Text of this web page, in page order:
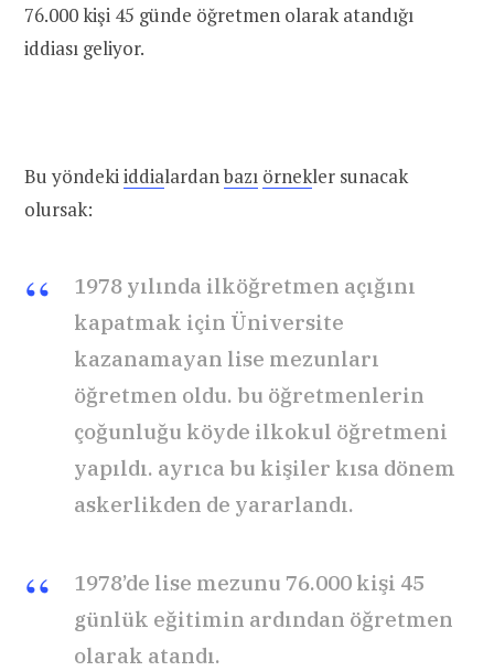
76.000 kişi 45 günde öğretmen olarak atandığı
iddiası geliyor.
Bu yöndekiiddialardanbazı örnekler sunacak
olursak:
1978 yılında ilköğretmen açığını
kapatmak için Üniversite
kazanamayan lise mezunları
öğretmen oldu. bu öğretmenlerin
çoğunluğu köyde ilkokul öğretmeni
yapıldı. ayrıca bu kişiler kısa dönem
askerlikden de yararlandı.
1978’de lise mezunu 76.000 kişi 45
günlük eğitimin ardından öğretmen
olarak atandı.